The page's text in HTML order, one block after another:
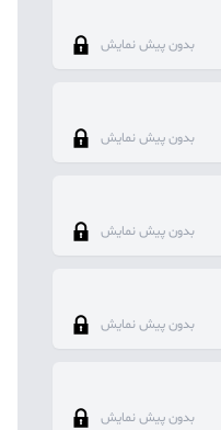
بدون پیش نمایش
بدون پیش نمایش
بدون پیش نمایش
بدون پیش نمایش
بدون پیش نمایش